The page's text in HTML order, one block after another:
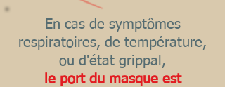
En cas de symptômes
respiratoires, de température,
ou d'état grippal,
le port du masque est